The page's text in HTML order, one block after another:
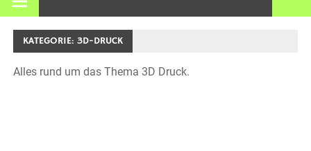
und
KATEGORIE:3D-DRUCK
Alles rund um das Thema 3D Druck.